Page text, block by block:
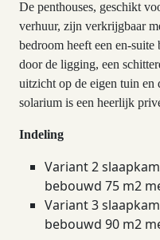
De penthouses, geschikt
verhuur, zijn verkrijgbaar
bedroom heeft een en-
door de ligging, een
uitzicht op de eigen tuin en
solarium is een heerlijk
Indeling
Variant 2
bebouwd 75 m2
Variant 3
bebouwd 90 m2